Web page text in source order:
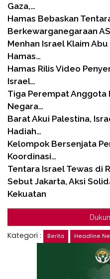
Gaza,…
Hamas Bebaskan
Berkewarganegaraan
Menhan Israel Klaim
Hamas…
Hamas Rilis Video
Israel…
Tiga Perempat Anggota
Negara…
Barat Akui Palestina,
Hadiah…
Kelompok Bersenjata
Koordinasi…
Tentara Israel Tewas di
Sebut Jakarta, Aksi
Kekuatan
Kategori : Berita Headline